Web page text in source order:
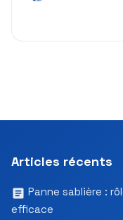
Articles récents
Panne sablière :
efficace